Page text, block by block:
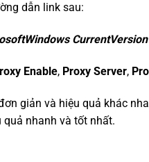
dẫn link sau:
CurrentVersion
Enable, Proxy Server,
giản và hiệu quả khác
quả nhanh và tốt nhất.